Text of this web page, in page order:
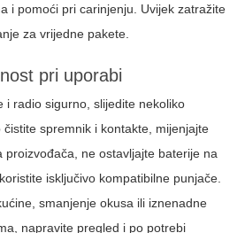
i pomoći pri carinjenju. Uvijek zatražite
za vrijedne pakete.
pri uporabi
i radio sigurno, slijedite nekoliko
spremnik i kontakte, mijenjajte
ne ostavljajte baterije na
isključivo kompatibilne punjače.
smanjenje okusa ili iznenadne
napravite pregled i po potrebi